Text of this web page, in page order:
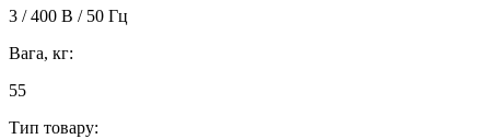
3 / 400 В / 50 Гц
Вага, кг:
55
Тип товару: